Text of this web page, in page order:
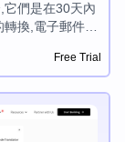
們是在30天內
換,電子郵件預
,顏色選擇器,圖
儲存庫探索器,
Free Trial